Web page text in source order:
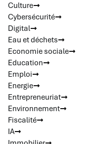
Culture
Cybersécurité
Digital
Eau et déchets
Economie sociale
Education
Emploi
Energie
Entrepreneuriat
Environnement
Fiscalité
IA